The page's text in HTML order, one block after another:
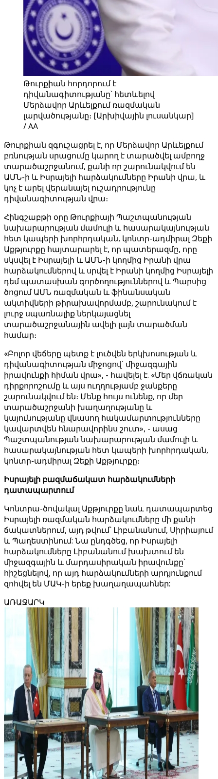
Թուրքիան հորդորում է
դիվանագիտությանը՝ հետևելով
Մերձավոր Արևելքում ռազմական
լարվածությանը։ [Արխիվային լուսանկար]
/ AA
Թուրքիան զգուշացրել է, որ Մերձավոր Արևելքում
բռնության սրացումը կարող է տարածվել ամբողջ
տարածաշրջանում, քանի որ շարունակվում են
ԱՄՆ-ի և Իսրայելի հարձակումները Իրանի վրա, և
կոչ է արել վերանայել ուշադրությունը
դիվանագիտության վրա։
Հինգշաբթի օրը Թուրքիայի Պաշտպանության
նախարարության մամուլի և հասարակայնության
հետ կապերի խորհրդական, կոնտր-ադմիրալ Զեքի
Աքթյուրքը հայտարարել է, որ պատերազմը, որը
սկսվել է Իսրայելի և ԱՄՆ-ի կողմից Իրանի վրա
հարձակումներով և սրվել է Իրանի կողմից Իսրայելի
դեմ պատասխան գործողություններով և Պարսից
ծոցում ԱՄՆ ռազմական և ֆինանսական
ակտիվների թիրախավորմամբ, շարունակում է
լուրջ սպառնալիք ներկայացնել
տարածաշրջանային ավելի լայն տարածման
համար։
«Բոլոր վեճերը պետք է լուծվեն երկխոսության և
դիվանագիտության միջոցով՝ միջազգային
իրավունքի հիման վրա», - հավելել է. «Մեր վճռական
դիրքորոշումը և այս ուղղությամբ ջանքերը
շարունակվում են։ Մենք հույս ունենք, որ մեր
տարածաշրջանի խաղաղությանը և
կայունությանը վնասող հակամարտությունները
կավարտվեն հնարավորինս շուտ», - ասաց
Պաշտպանության նախարարության մամուլի և
հասարակայնության հետ կապերի խորհրդական,
կոնտր-ադմիրալ Զեքի Աքթյուրքը։
Իսրայելի բազմաճակատ հարձակումների
դատապարտում
Կոնտրա-ծովակալ Աքթյուրքը նաև դատապարտեց
Իսրայելի ռազմական հարձակումները մի քանի
ճակատներում, այդ թվում՝ Լիբանանում, Սիրիայում
և Պաղեստինում: Նա ընդգծեց, որ Իսրայելի
հարձակումները Լիբանանում խախտում են
միջազգային և մարդասիրական իրավունքը՝
հիշեցնելով, որ այդ հարձակումների արդյունքում
զոհվել են ՄԱԿ-ի երեք խաղաղապահներ:
ԱՌԱՋԱՐԿ